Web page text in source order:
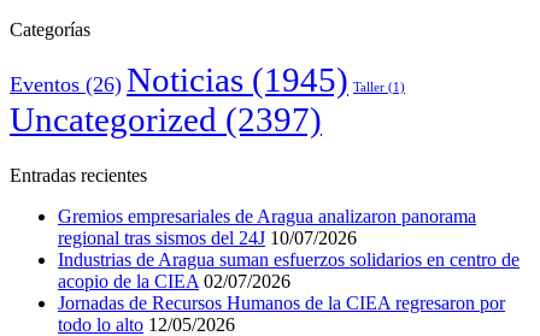
Categorías
Eventos (26) Noticias (1945) Taller (1)
Uncategorized (2397)
Entradas recientes
Gremios empresariales de Aragua analizaron panorama
regional tras sismos del 24J 10/07/2026
Industrias de Aragua suman esfuerzos solidarios en centro de
acopio de la CIEA 02/07/2026
Jornadas de Recursos Humanos de la CIEA regresaron por
todo lo alto 12/05/2026